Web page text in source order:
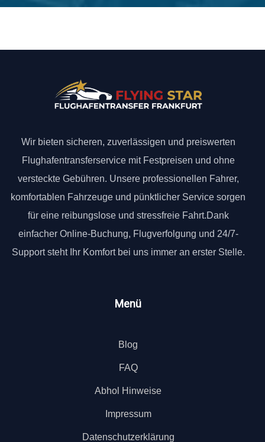
Wir bieten sicheren, zuverlässigen und preiswerten
Flughafentransferservice mit Festpreisen und ohne
versteckte Gebühren. Unsere professionellen Fahrer,
komfortablen Fahrzeuge und pünktlicher Service sorgen
für eine reibungslose und stressfreie Fahrt.Dank
einfacher Online-Buchung, Flugverfolgung und 24/7-
Support steht Ihr Komfort bei uns immer an erster Stelle.
Menü
Blog
FAQ
Abhol Hinweise
Impressum
Datenschutzerklärung